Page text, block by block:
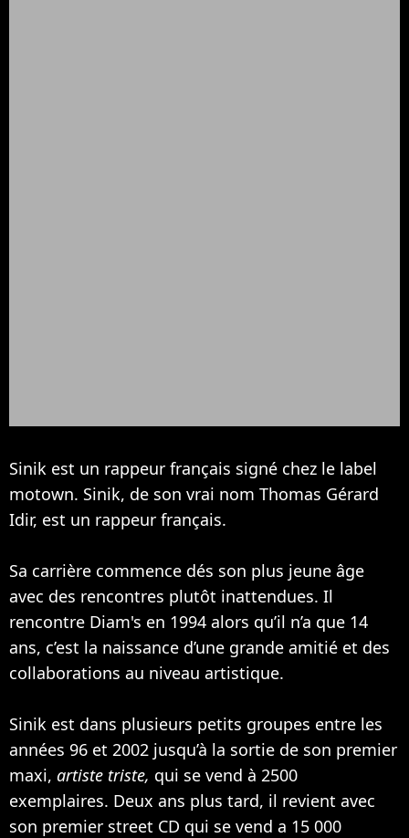
Sinik est un rappeur français signé chez le label
motown. Sinik, de son vrai nom Thomas Gérard
Idir, est un rappeur français.
Sa carrière commence dés son plus jeune âge
avec des rencontres plutôt inattendues. Il
rencontre Diam's en 1994 alors qu’il n’a que 14
ans, c’est la naissance d’une grande amitié et des
collaborations au niveau artistique.
Sinik est dans plusieurs petits groupes entre les
années 96 et 2002 jusqu’à la sortie de son premier
maxi, artiste triste, qui se vend à 2500
exemplaires. Deux ans plus tard, il revient avec
son premier street CD qui se vend a 15 000